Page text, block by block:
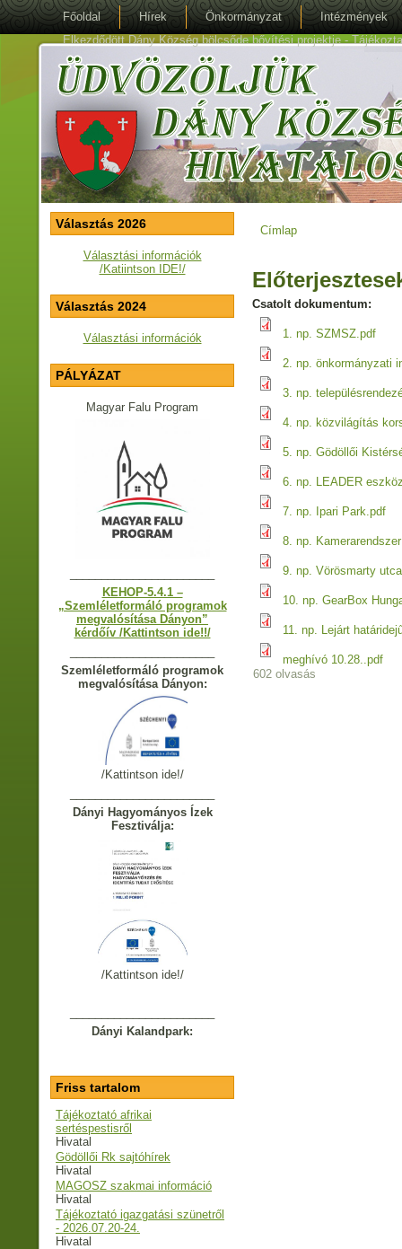
Főoldal Hírek Önkormányzat
Intézmények
Elkezdődött Dány Község bölcsőde bővítési projektje -
Választás 2026
Választási információk
/Katiintson IDE!/
Választás 2024
Választási információk
PÁLYÁZAT
Magyar Falu Program
KEHOP-5.4.1 –
„Szemléletformáló programok
megvalósítása Dányon”
kérdőív /Kattintson ide!!/
Szemléletformáló programok
megvalósítása Dányon:
/Kattintson ide!/
Dányi Hagyományos Ízek
Fesztiválja:
/Kattintson ide!/
Dányi Kalandpark:
Friss tartalom
Tájékoztató afrikai
sertéspestisről
Hivatal
Gödöllői Rk sajtóhírek
Hivatal
MAGOSZ szakmai információ
Hivatal
Tájékoztató igazgatási szünetről
- 2026.07.20-24.
Hivatal
Jelenlegi hely
Címlap
Csatolt dokumentum:
1. np. SZMSZ.pdf
2. np. önkormányzati
3. np.
4. np. közvilágítás
5. np. Gödöllői
6. np. LEADER
7. np. Ipari Park.pdf
8. np.
9. np. Vörösmarty
10. np. GearBox
11. np. Lejárt
meghívó 10.28..pdf
602 olvasás